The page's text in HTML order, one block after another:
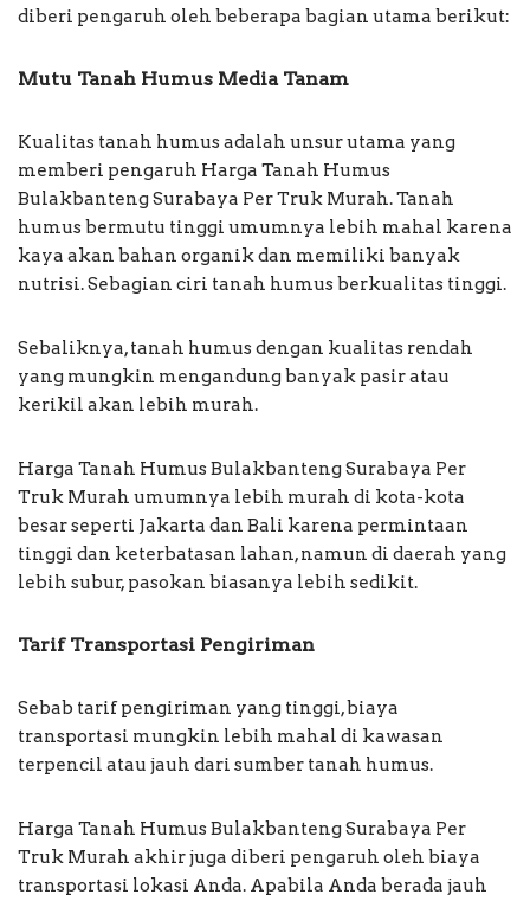
diberi pengaruh oleh beberapa bagian utama berikut:
Mutu Tanah Humus Media Tanam
Kualitas tanah humus adalah unsur utama yang
memberi pengaruh Harga Tanah Humus
Bulakbanteng Surabaya Per Truk Murah. Tanah
humus bermutu tinggi umumnya lebih mahal karena
kaya akan bahan organik dan memiliki banyak
nutrisi. Sebagian ciri tanah humus berkualitas tinggi.
Sebaliknya, tanah humus dengan kualitas rendah
yang mungkin mengandung banyak pasir atau
kerikil akan lebih murah.
Harga Tanah Humus Bulakbanteng Surabaya Per
Truk Murah umumnya lebih murah di kota-kota
besar seperti Jakarta dan Bali karena permintaan
tinggi dan keterbatasan lahan, namun di daerah yang
lebih subur, pasokan biasanya lebih sedikit.
Tarif Transportasi Pengiriman
Sebab tarif pengiriman yang tinggi, biaya
transportasi mungkin lebih mahal di kawasan
terpencil atau jauh dari sumber tanah humus.
Harga Tanah Humus Bulakbanteng Surabaya Per
Truk Murah akhir juga diberi pengaruh oleh biaya
transportasi lokasi Anda. Apabila Anda berada jauh